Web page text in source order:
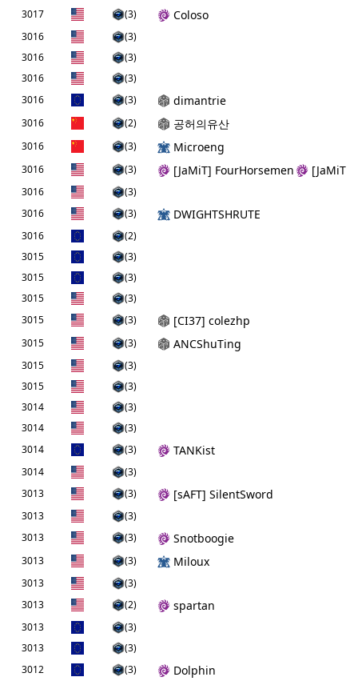
3017 (3) Coloso
3016
(3)
3016
(3)
3016
(3)
3016
(3) dimantrie
3016 (2) 공허의유산
3016 (3) Microeng
3016 (3) [JaMiT] FourHorsemen [JaMiT]
3016
(3)
3016
(3) DWIGHTSHRUTE
3016
(2)
3015
(3)
3015
(3)
3015
(3)
3015
(3) [CI37] colezhp
3015 (3) ANCShuTing
3015
(3)
3015
(3)
3014
(3)
3014
(3)
3014
(3) TANKist
3014
(3)
3013
(3) [sAFT] SilentSword
3013
(3)
3013
(3) Snotboogie
3013 (3) Miloux
3013
(3)
3013
(2) spartan
3013
(3)
3013
(3)
3012
(3) Dolphin